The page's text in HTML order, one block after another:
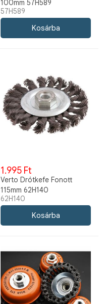
100mm 57H589
57H589
1.995 Ft
Verto Drótkefe Fonott
115mm 62H140
62H140